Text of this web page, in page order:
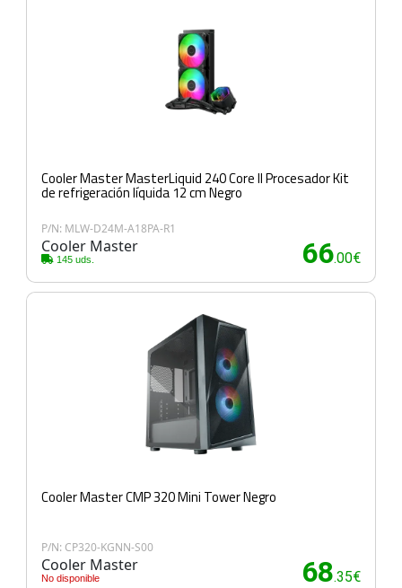
Cooler Master MasterLiquid 240 Core II Procesador Kit
de refrigeración líquida 12 cm Negro
P/N: MLW-D24M-A18PA-R1
Cooler Master
145 uds. 66.00€
Cooler Master CMP 320 Mini Tower Negro
P/N: CP320-KGNN-S00
Cooler Master
No disponible 68.35€